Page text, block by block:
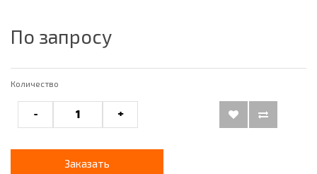
По запросу
Количество
- +
Заказать